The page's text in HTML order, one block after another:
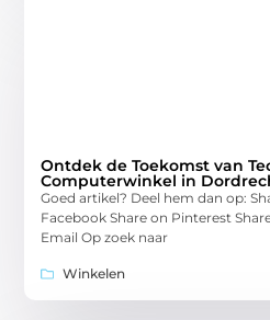
Ontdek de Toekomst van
Computerwinkel in
Goed artikel? Deel hem dan op:
Facebook Share on Pinterest
Email Op zoek naar
Winkelen